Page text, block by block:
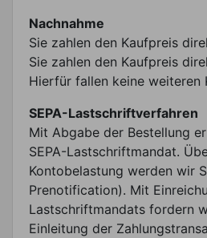
Nachnahme
Sie zahlen den Kaufpreis
Sie zahlen den Kaufpreis
Hierfür fallen keine weiteren
SEPA-Lastschriftverfahren
Mit Abgabe der Bestellung
SEPA-Lastschriftmandat.
Kontobelastung werden wir
Prenotification). Mit
Lastschriftmandats fordern
Einleitung der